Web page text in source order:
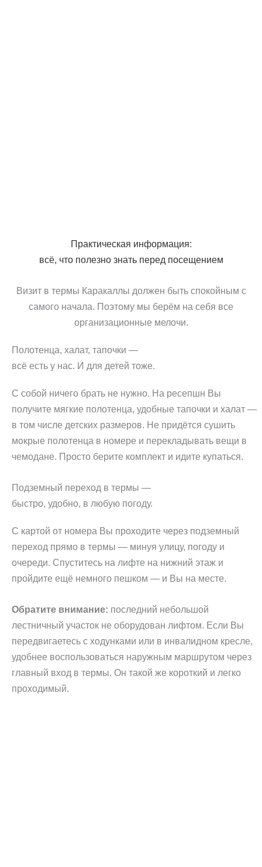
Практическая информация:
всё, что полезно знать перед посещением
Визит в термы Каракаллы должен быть спокойным с
самого начала. Поэтому мы берём на себя все
организационные мелочи.
Полотенца, халат, тапочки —
всё есть у нас. И для детей тоже.
С собой ничего брать не нужно. На ресепшн Вы
получите мягкие полотенца, удобные тапочки и халат —
в том числе детских размеров. Не придётся сушить
мокрые полотенца в номере и перекладывать вещи в
чемодане. Просто берите комплект и идите купаться.
Подземный переход в термы —
быстро, удобно, в любую погоду.
С картой от номера Вы проходите через подземный
переход прямо в термы — минуя улицу, погоду и
очереди. Спуститесь на лифте на нижний этаж и
пройдите ещё немного пешком — и Вы на месте.
Обратите внимание: последний небольшой
лестничный участок не оборудован лифтом. Если Вы
передвигаетесь с ходунками или в инвалидном кресле,
удобнее воспользоваться наружным маршрутом через
главный вход в термы. Он такой же короткий и легко
проходимый.